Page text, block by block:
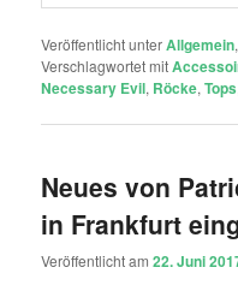
Veröffentlicht unterAllgemein
Verschlagwortet mit
Necessary Evil, Röcke,Tops
Neues von
in Frankfurt
Veröffentlicht am22. Juni